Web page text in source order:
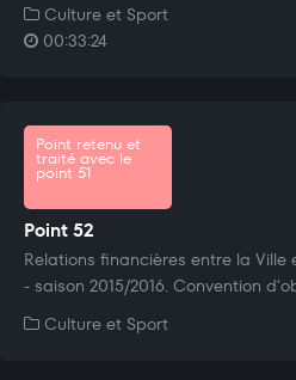
Culture et Sport
00:33:24
Point retenu et
traité avec le
point 51
Point 52
Relations financières entre la Ville
- saison 2015/2016. Convention
Culture et Sport